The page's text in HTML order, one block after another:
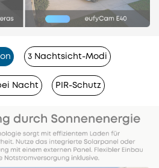
3 Nachtsicht-Modi
Nacht PIR-Schutz